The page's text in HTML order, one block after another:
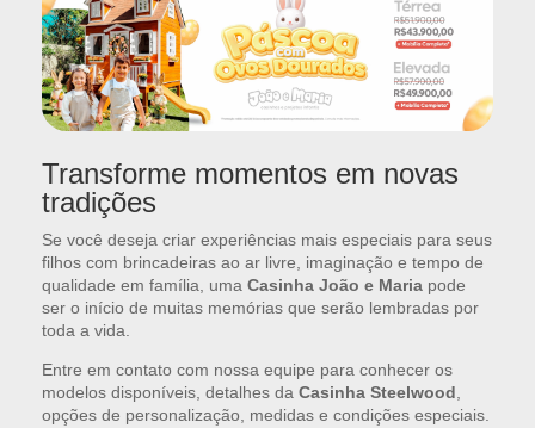
Transforme momentos em novas
tradições
Se você deseja criar experiências mais especiais para seus
filhos com brincadeiras ao ar livre, imaginação e tempo de
qualidade em família, uma Casinha João e Maria pode
ser o início de muitas memórias que serão lembradas por
toda a vida.
Entre em contato com nossa equipe para conhecer os
modelos disponíveis, detalhes da Casinha Steelwood
opções de personalização, medidas e condições especiais.